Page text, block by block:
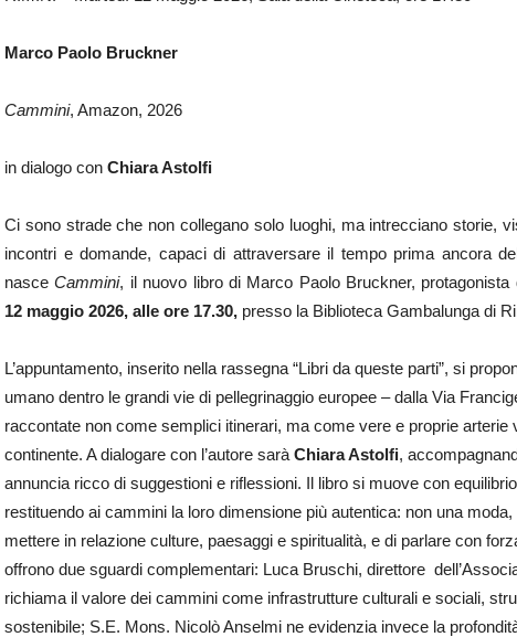
Marco Paolo Bruckner
Cammini, Amazon, 2026
in dialogo con Chiara Astolfi
Ci sono strade che non collegano solo luoghi, ma intrecciano storie,
incontri e domande, capaci di attraversare il tempo prima ancora
nasceCammini, il nuovo libro di Marco Paolo Bruckner, protagonista
12 maggio 2026, alle ore 17.30, presso la Biblioteca Gambalunga di
L’appuntamento, inserito nella rassegna “Libri da queste parti”, si
umano dentro le grandi vie di pellegrinaggio europee – dalla Via
raccontate non come semplici itinerari, ma come vere e proprie arterie
continente. A dialogare con l’autore sarà Chiara Astolfi,
annuncia ricco di suggestioni e riflessioni. Il libro si muove con
restituendo ai cammini la loro dimensione più autentica: non una
mettere in relazione culture, paesaggi e spiritualità, e di parlare con
offrono due sguardi complementari: Luca Bruschi, direttore
richiama il valore dei cammini come infrastrutture culturali e sociali,
sostenibile; S.E. Mons. Nicolò Anselmi ne evidenzia invece la